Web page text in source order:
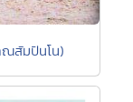
สัมปันโน)